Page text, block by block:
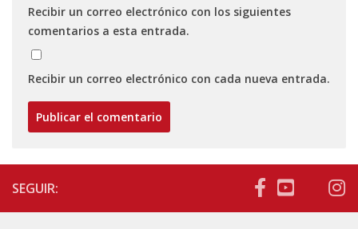
Recibir un correo electrónico con los siguientes
comentarios a esta entrada.
Recibir un correo electrónico con cada nueva entrada.
SEGUIR: